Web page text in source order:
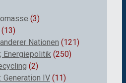
(3)
(13)
Nationen (121)
Energiepolitik (250)
(2)
Generation IV (11)